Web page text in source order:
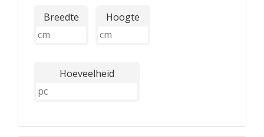
Breedte Hoogte
Hoeveelheid